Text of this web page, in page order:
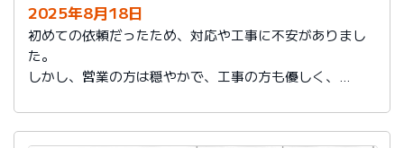
2025年8月18日
初めての依頼だったため、対応や工事に不安がありまし
た。
しかし、営業の方は穏やかで、工事の方も優しく、
また今後、何かあれば利用させて頂きます。
ありがとうございました。